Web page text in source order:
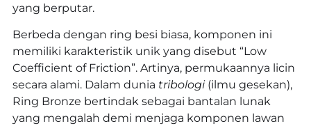
yang berputar.
Berbeda dengan ring besi biasa, komponen ini
memiliki karakteristik unik yang disebut “Low
Coefficient of Friction”. Artinya, permukaannya licin
secara alami. Dalam dunia tribologi(ilmu gesekan),
Ring Bronze bertindak sebagai bantalan lunak
yang mengalah demi menjaga komponen lawan